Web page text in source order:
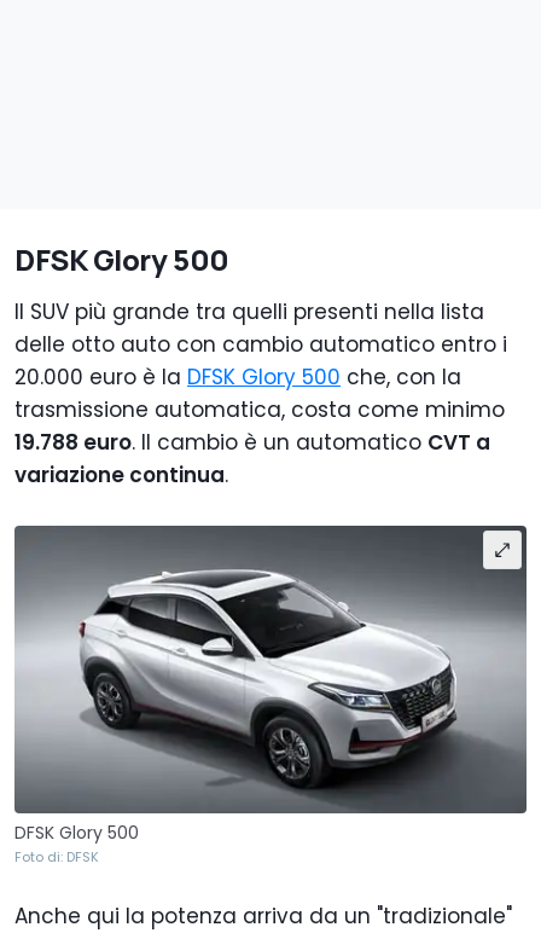
DFSK Glory 500
Il SUV più grande tra quelli presenti nella lista
delle otto auto con cambio automatico entro i
20.000 euro è la DFSK Glory 500 che, con la
trasmissione automatica, costa come minimo
19.788 euro. Il cambio è un automatico CVT a
variazione continua.
DFSK Glory 500
Foto di: DFSK
Anche qui la potenza arriva da un "tradizionale"